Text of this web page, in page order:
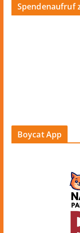
Spendenaufruf
Boycat App